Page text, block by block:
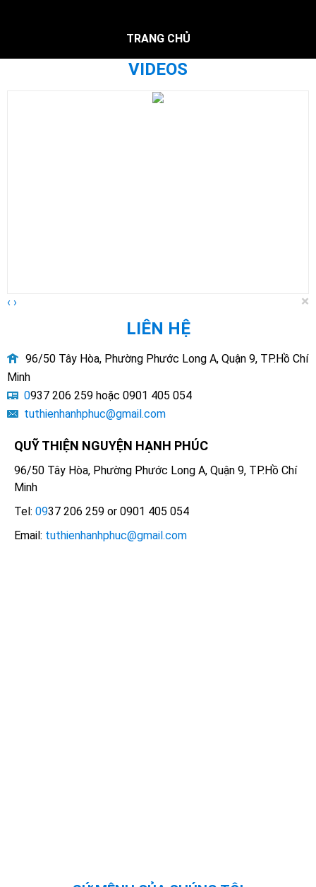
VIDEOS
‹ › ×
LIÊN HỆ
96/50 Tây Hòa, Phường Phước Long A, Quận 9, TP.Hồ Chí
Minh
0937 206 259 hoặc 0901 405 054
tuthienhanhphuc@gmail.com
TRANG CHỦ
QUỸ THIỆN NGUYỆN HẠNH PHÚC
96/50 Tây Hòa, Phường Phước Long A, Quận 9, TP.Hồ Chí
Minh
Tel: 0937 206 259 or 0901 405 054
Email: tuthienhanhphuc@gmail.com